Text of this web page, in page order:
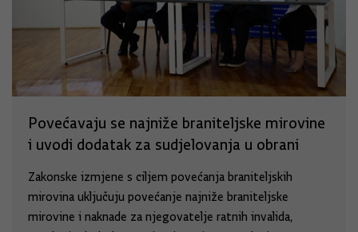
Povećavaju se najniže braniteljske mirovine
i uvodi dodatak za sudjelovanja u obrani
Zakonske izmjene s ciljem povećanja braniteljskih
mirovina uključuju povećanje najniže braniteljske
mirovine i naknade za njegovatelje ratnih invalida,